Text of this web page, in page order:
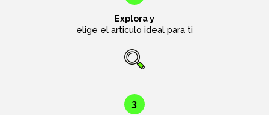
Explora y
elige el articulo ideal para ti
3